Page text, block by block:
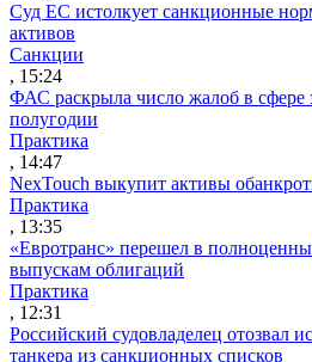
Суд ЕС истолкует санкционные
активов
Санкции
, 15:24
ФАС раскрыла число жалоб в сфере
полугодии
Практика
, 14:47
NexTouch выкупит активы
Практика
, 13:35
«Евротранс» перешел в
выпускам облигаций
Практика
, 12:31
Российский судовладелец отозвал
танкера из санкционных списков